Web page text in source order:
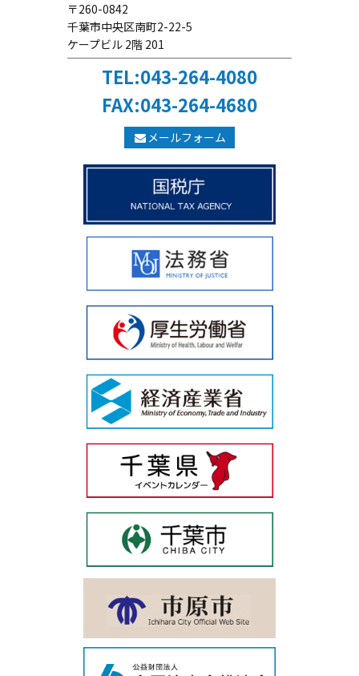
〒260-0842
千葉市中央区南町2-22-5
ケープビル 2階 201
TEL:043-264-4080
FAX:043-264-4680
メールフォーム